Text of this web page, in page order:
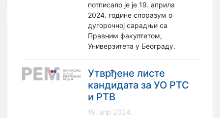
потписало је је 19. априла
2024. године споразум о
дугорочној сарадњи са
Правним факултетом,
Универзитета у Београду.
Утврђене листе
кандидата за УО РТС
и РТВ
19. апр 2024.